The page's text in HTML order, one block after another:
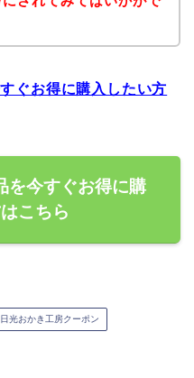
ぐお得に購入したい方
を今すぐお得に購
こちら
光おかき工房クーポン